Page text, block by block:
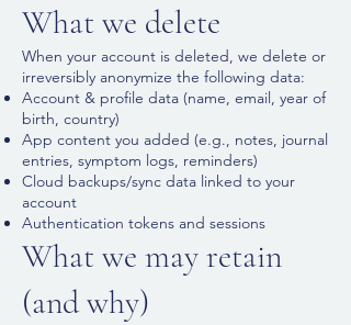
What we delete
When your account is deleted, we delete or
irreversibly anonymize the following data:
Account & profile data (name, email, year of
birth, country)
App content you added (e.g., notes, journal
entries, symptom logs, reminders)
Cloud backups/sync data linked to your
account
Authentication tokens and sessions
What we may retain
(and why)